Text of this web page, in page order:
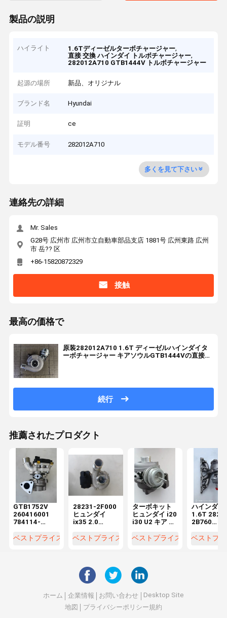
製品の説明
ハイライト 1.6Tディーゼルターボチャージャー,
直接 交換 ハインダイ トルボチャージャー,
282012A710 GTB1444V トルボチャージャー
起源の場所 新品、オリジナル
ブランド名 Hyundai
証明 ce
モデル番号 282012A710
多くを見て下さい
連絡先の詳細
Mr. Sales
G28号 広州市 広州市立自動車部品支店 1881号 広州東路 広州
市 岳?? 区
+86-15820872329
接触
最高の価格で
原装282012A710 1.6T ディーゼルハインダイタ
ーボチャージャー キアソウルGTB1444Vの直接交
続行
推薦されたプロダクト
GTB1752V
260416001
784114-
チャージャー
ベストプライス
28231-2F000
ヒュンダイ
ix35 2.0
ポーテージ III
ベストプライス
ターボキット
ヒュンダイ i20
i30 U2 キア シ
1.6 CRDi
ジャーキット
対応
ベストプライス
ハインダイ
1.6T
2B760
/28231-
ベストプ
ホーム 企業情報 お問い合わせ
Desktop Site
地図
プライバシーポリシー規約